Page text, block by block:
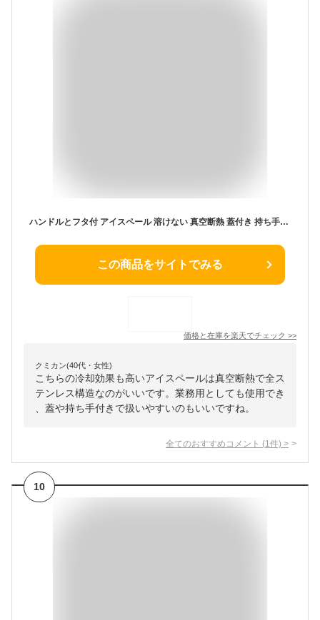
ハンドルとフタ付 アイスペール 溶けない 真空断熱 蓋付き 持ち手付き 大容量 氷入れ プロ仕様 アイスバケット 全ステンレス構造 保冷用 2L 二重構造 ステンレス 家庭用 業務用 シャンパン ボトル パーティー食器 料亭 旅館 居酒屋
この商品をサイトでみる
価格と在庫を楽天でチェック >>
クミカン(40代・女性)
こちらの冷却効果も高いアイスペールは真空断熱で全ス
テンレス構造なのがいいです。業務用としても使用でき
、蓋や持ち手付きで扱いやすいのもいいですね。
全てのおすすめコメント (1 件) >
10